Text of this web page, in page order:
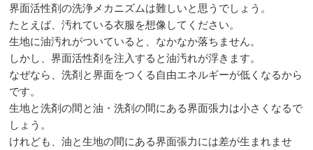
界面活性剤の洗浄メカニズムは難しいと思うでしょう。
たとえば、汚れている衣服を想像してください。
生地に油汚れがついていると、なかなか落ちません。
しかし、界面活性剤を注入すると油汚れが浮きます。
なぜなら、洗剤と界面をつくる自由エネルギーが低くなるから
です。
生地と洗剤の間と油・洗剤の間にある界面張力は小さくなるで
しょう。
けれども、油と生地の間にある界面張力には差が生まれませ